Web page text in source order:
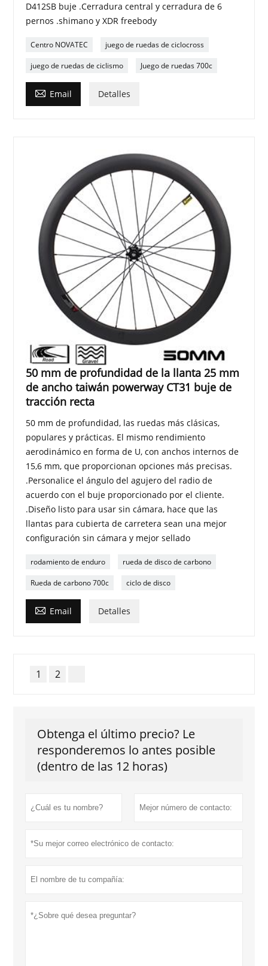
D412SB buje .Cerradura central y cerradura de 6
pernos .shimano y XDR freebody
Centro NOVATEC juego de ruedas de ciclocross
juego de ruedas de ciclismo Juego de ruedas 700c
 Email Detalles
50 mm de profundidad de la llanta 25 mm
de ancho taiwán powerway CT31 buje de
tracción recta
50 mm de profundidad, las ruedas más clásicas,
populares y prácticas. El mismo rendimiento
aerodinámico en forma de U, con anchos internos de
15,6 mm, que proporcionan opciones más precisas.
.Personalice el ángulo del agujero del radio de
acuerdo con el buje proporcionado por el cliente.
.Diseño listo para usar sin cámara, hace que las
llantas para cubierta de carretera sean una mejor
configuración sin cámara y mejor sellado
rodamiento de enduro rueda de disco de carbono
Rueda de carbono 700c ciclo de disco
 Email Detalles
1 2
Obtenga el último precio? Le
responderemos lo antes posible
(dentro de las 12 horas)